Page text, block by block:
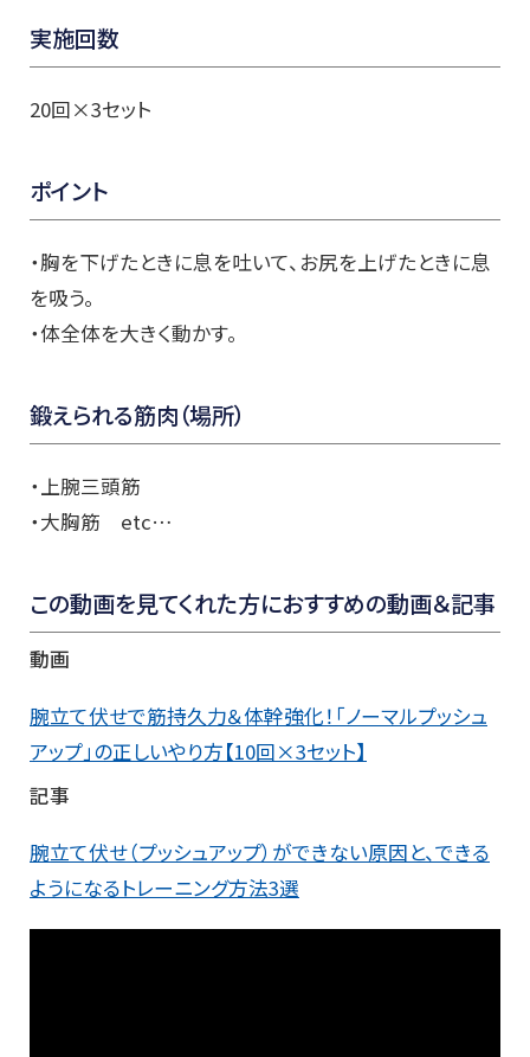
実施回数
20回×3セット
ポイント
・胸を下げたときに息を吐いて、お尻を上げたときに息
を吸う。
・体全体を大きく動かす。
鍛えられる筋肉（場所）
・上腕三頭筋
・大胸筋 etc…
この動画を見てくれた方におすすめの動画＆記事
動画
腕立て伏せで筋持久力＆体幹強化！「ノーマルプッシュ
アップ」の正しいやり方【10回×3セット】
記事
腕立て伏せ（プッシュアップ）ができない原因と、できる
ようになるトレーニング方法3選